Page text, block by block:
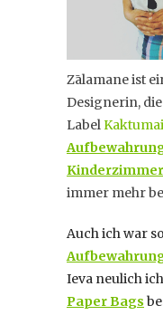
Zālamane ist
Designerin,
Label
Kinderzimmer
immer mehr
Auch ich war
Ieva neulich
Paper Bags